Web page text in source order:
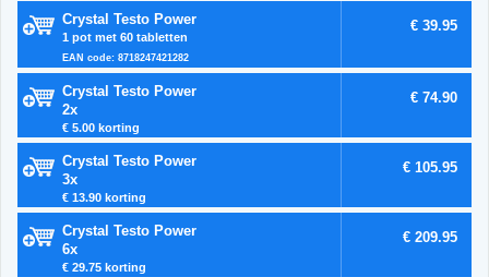
Crystal Testo Power
1 pot met 60 tabletten
EAN code: 8718247421282
€ 39.95
Crystal Testo Power
2x
€ 5.00 korting
€ 74.90
Crystal Testo Power
3x
€ 13.90 korting
€ 105.95
Crystal Testo Power
6x
€ 29.75 korting
€ 209.95